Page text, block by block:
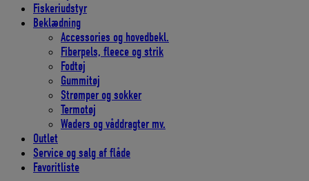
Fiskeriudstyr
Beklædning
Accessories og hovedbekl.
Fiberpels, fleece og strik
Fodtøj
Gummitøj
Strømper og sokker
Termotøj
Waders og våddragter mv.
Outlet
Service og salg af flåde
Favoritliste